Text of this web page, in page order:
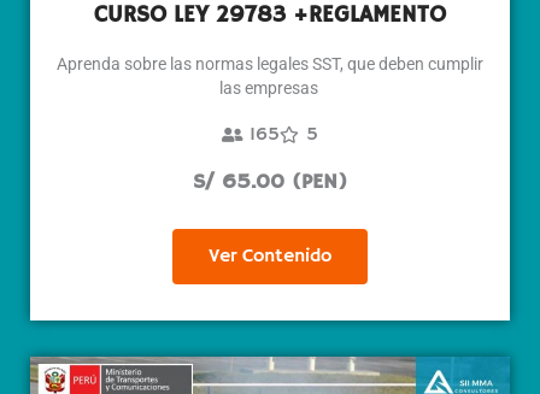
CURSO LEY 29783 +REGLAMENTO
Aprenda sobre las normas legales SST, que deben cumplir
las empresas
165 5
S/ 65.00 (PEN)
Ver Contenido